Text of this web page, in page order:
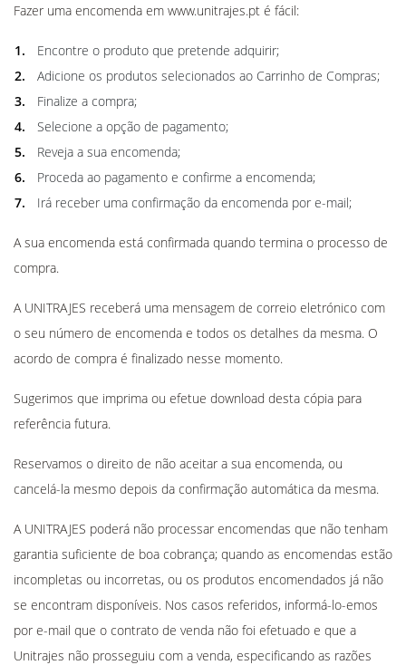
Fazer uma encomenda em www.unitrajes.pt é fácil:
Encontre o produto que pretende adquirir;
Adicione os produtos selecionados ao Carrinho de Compras;
Finalize a compra;
Selecione a opção de pagamento;
Reveja a sua encomenda;
Proceda ao pagamento e confirme a encomenda;
Irá receber uma confirmação da encomenda por e-mail;
A sua encomenda está confirmada quando termina o processo de
compra.
A UNITRAJES receberá uma mensagem de correio eletrónico com
o seu número de encomenda e todos os detalhes da mesma. O
acordo de compra é finalizado nesse momento.
Sugerimos que imprima ou efetue download desta cópia para
referência futura.
Reservamos o direito de não aceitar a sua encomenda, ou
cancelá-la mesmo depois da confirmação automática da mesma.
A UNITRAJES poderá não processar encomendas que não tenham
garantia suficiente de boa cobrança; quando as encomendas estão
incompletas ou incorretas, ou os produtos encomendados já não
se encontram disponíveis. Nos casos referidos, informá-lo-emos
por e-mail que o contrato de venda não foi efetuado e que a
Unitrajes não prosseguiu com a venda, especificando as razões